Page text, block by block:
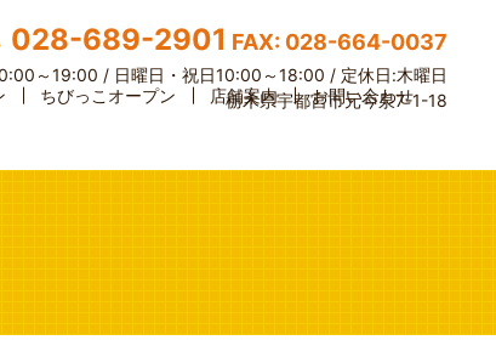
028-689-2901 FAX: 028-664-0037
～19:00 / 日曜日・祝日10:00～18:00 / 定休日:木曜日
栃木県宇都宮市元今泉7-1-18
ちびっこオープン 店舗案内 お問い合わせ